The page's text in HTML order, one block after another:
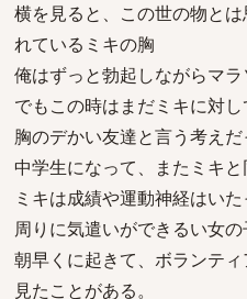
横を見ると、この世の物と
れているミキの胸
俺はずっと勃起しながらマラ
でもこの時はまだミキに対
胸のデかい友達と言う考えだ
中学生になって、またミキと
ミキは成績や運動神経はい
周りに気遣いができるい女の
朝早くに起きて、ボランテ
見たことがある。